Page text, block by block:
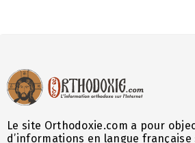
Le site Orthodoxie.com a pour
d’informations en langue française